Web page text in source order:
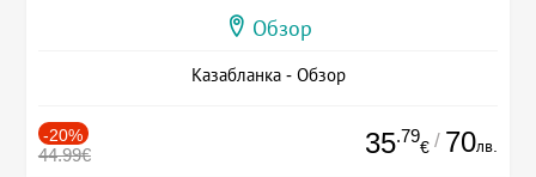
Обзор
Казабланка - Обзор
-20%
44.99€ 35.79
€ / 70лв.